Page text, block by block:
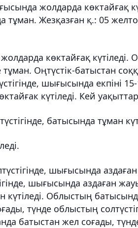
жолдарда көктайғақ
Жезқазған қ.: 05
жолдарда көктайғақ күтіледі.
Оңтүстік-батыстан
шығысында екпіні
күтіледі. Кей
батысында тұман
шығысында
шығысында аздаған
күтіледі. Облыстың
түнде облыстың
батыстан жел соғады,